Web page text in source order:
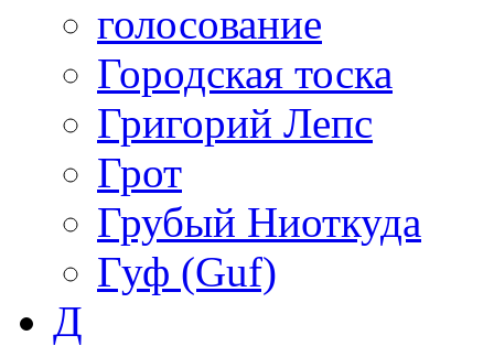
голосование
Городская тоска
Григорий Лепс
Грот
Грубый Ниоткуда
Гуф (Guf)
Д